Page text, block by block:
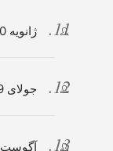
ژانویه 2020
جولای 2019
آگوست 2017